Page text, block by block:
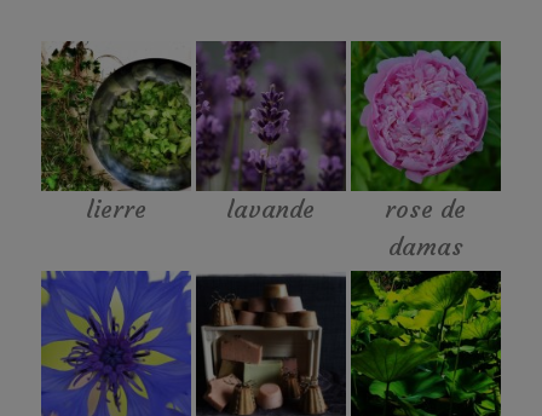
lierre lavande
rose de
damas